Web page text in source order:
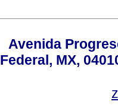
Avenida
Federal, MX,